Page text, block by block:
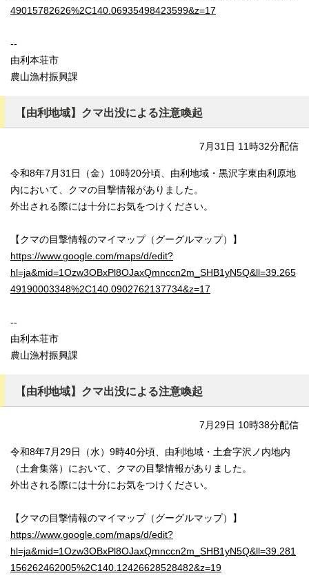
49015782626%2C140.06935498423599&z=17
--
由利本荘市
農山漁村振興課
【由利地域】クマ出没による注意喚起
7月31日 11時32分配信
令和8年7月31日（金）10時20分頃、由利地域・黒沢字東由利原地
内において、クマの目撃情報がありました。
外出される際には十分にお気をつけください。
【クマの目撃情報のマイマップ（グーグルマップ）】
https://www.google.com/maps/d/edit?
hl=ja&mid=1Ozw3OBxPl8OJaxQmnccn2m_SHB1yN5Q&ll=39.265
49190003348%2C140.0902762137734&z=17
--
由利本荘市
農山漁村振興課
【由利地域】クマ出没による注意喚起
7月29日 10時38分配信
令和8年7月29日（水）9時40分頃、由利地域・土倉字沢ノ内地内
（土倉集落）において、クマの目撃情報がありました。
外出される際には十分にお気をつけください。
【クマの目撃情報のマイマップ（グーグルマップ）】
https://www.google.com/maps/d/edit?
hl=ja&mid=1Ozw3OBxPl8OJaxQmnccn2m_SHB1yN5Q&ll=39.281
156262462005%2C140.12426628528482&z=19